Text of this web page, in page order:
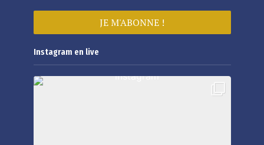
Instagram en live